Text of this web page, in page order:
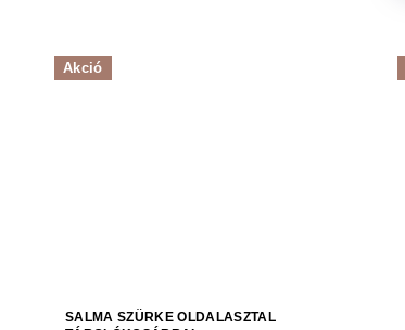
Akció
SALMA SZÜRKE OLDALASZTAL